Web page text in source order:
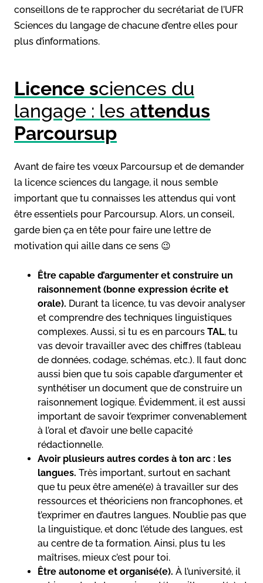
conseillons de te rapprocher du secrétariat de l’UFR
Sciences du langage de chacune d’entre elles pour
plus d’informations.
Licence sciences du
langage : les attendus
Parcoursup
Avant de faire tes vœux Parcoursup et de demander
la licence sciences du langage, il nous semble
important que tu connaisses les attendus qui vont
être essentiels pour Parcoursup. Alors, un conseil,
garde bien ça en tête pour faire une lettre de
motivation qui aille dans ce sens 😉
Être capable d’argumenter et construire un
raisonnement (bonne expression écrite et
orale). Durant ta licence, tu vas devoir analyser
et comprendre des techniques linguistiques
complexes. Aussi, si tu es en parcours TAL, tu
vas devoir travailler avec des chiffres (tableau
de données, codage, schémas, etc.). Il faut donc
aussi bien que tu sois capable d’argumenter et
synthétiser un document que de construire un
raisonnement logique. Évidemment, il est aussi
important de savoir t’exprimer convenablement
à l’oral et d’avoir une belle capacité
rédactionnelle.
Avoir plusieurs autres cordes à ton arc : les
langues. Très important, surtout en sachant
que tu peux être amené(e) à travailler sur des
ressources et théoriciens non francophones, et
t’exprimer en d’autres langues. N’oublie pas que
la linguistique, et donc l’étude des langues, est
au centre de ta formation. Ainsi, plus tu les
maîtrises, mieux c’est pour toi.
Être autonome et organisé(e). À l’université, il